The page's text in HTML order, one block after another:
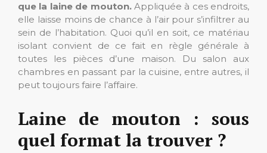
que la laine de mouton. Appliquée à ces endroits,
elle laisse moins de chance à l’air pour s’infiltrer au
sein de l’habitation. Quoi qu’il en soit, ce matériau
isolant convient de ce fait en règle générale à
toutes les pièces d’une maison. Du salon aux
chambres en passant par la cuisine, entre autres, il
peut toujours faire l’affaire.
Laine de mouton : sous
quel format la trouver ?